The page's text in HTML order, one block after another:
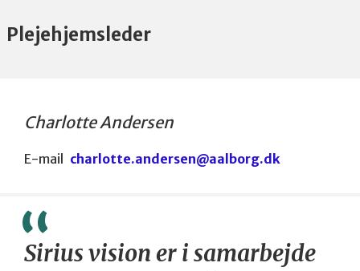
Plejehjemsleder
Charlotte Andersen
E-mail charlotte.andersen@aalborg.dk
Sirius vision er i samarbejde